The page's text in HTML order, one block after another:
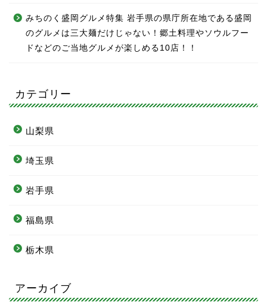
みちのく盛岡グルメ特集 岩手県の県庁所在地である盛岡
のグルメは三大麺だけじゃない！郷土料理やソウルフー
ドなどのご当地グルメが楽しめる10店！！
カテゴリー
山梨県
埼玉県
岩手県
福島県
栃木県
アーカイブ